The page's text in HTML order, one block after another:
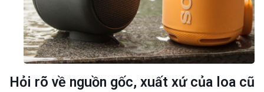
Hỏi rõ về nguồn gốc, xuất xứ của loa cũ